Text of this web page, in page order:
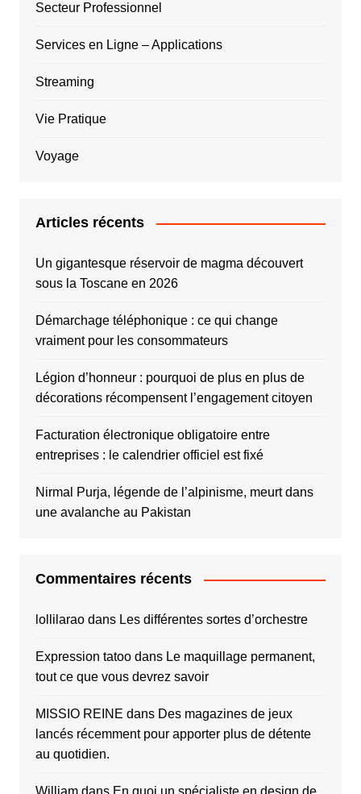
Secteur Professionnel
Services en Ligne – Applications
Streaming
Vie Pratique
Voyage
Articles récents
Un gigantesque réservoir de magma découvert
sous la Toscane en 2026
Démarchage téléphonique : ce qui change
vraiment pour les consommateurs
Légion d’honneur : pourquoi de plus en plus de
décorations récompensent l’engagement citoyen
Facturation électronique obligatoire entre
entreprises : le calendrier officiel est fixé
Nirmal Purja, légende de l’alpinisme, meurt dans
une avalanche au Pakistan
Commentaires récents
lollilaraodans Les différentes sortes d’orchestre
Expression tatoodans Le maquillage permanent,
tout ce que vous devrez savoir
MISSIO REINE dans Des magazines de jeux
lancés récemment pour apporter plus de détente
au quotidien.